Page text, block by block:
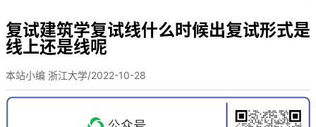
复试建筑学复试线什么时候出复试形式是
线上还是线呢
本站小编 浙江大学/2022-10-28